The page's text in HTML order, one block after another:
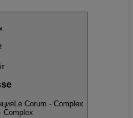
Le Corum - Complex
Complex